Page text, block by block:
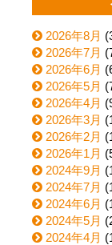
2026年8月
2026年7月
2026年6月
2026年5月
2026年4月
2026年3月
2026年2月
2026年1月
2024年9月
2024年7月
2024年6月
2024年5月
2024年4月